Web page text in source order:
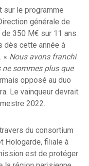
sur le programme
générale de
350 M€ sur 11 ans.
dès cette année à
« Nous avons franchi
ne sommes plus que
opposé au duo
Le vainqueur devrait
2022.
du consortium
Hologarde, filiale à
est de protéger